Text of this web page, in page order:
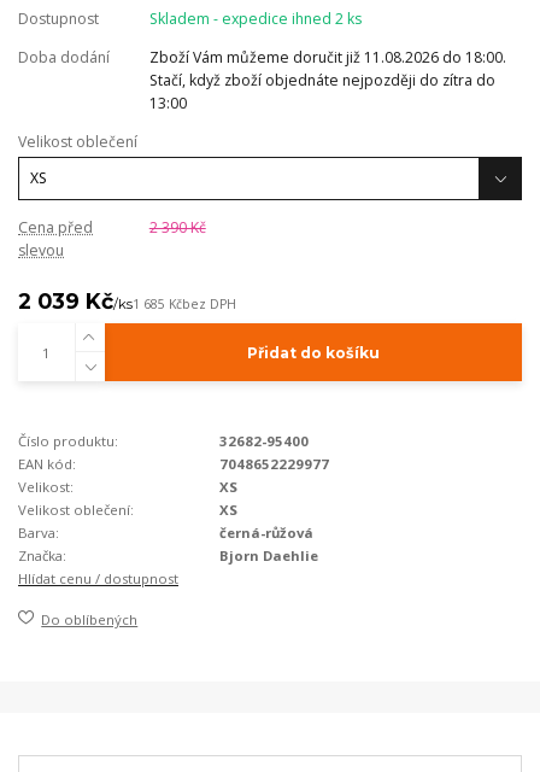
Dostupnost
Skladem - expedice ihned 2 ks
Doba dodání
Zboží Vám můžeme doručit již 11.08.2026 do 18:00.
Stačí, když zboží objednáte nejpozději do zítra do
13:00
Velikost oblečení
Cena před
slevou
2 390 Kč
2 039 Kč/ks1 685 Kčbez DPH
Přidat do košíku
Číslo produktu:
32682-95400
EAN kód:
7048652229977
Velikost:
XS
Velikost oblečení:
XS
Barva:
černá-růžová
Značka:
Bjorn Daehlie
Hlídat cenu / dostupnost
Do oblíbených